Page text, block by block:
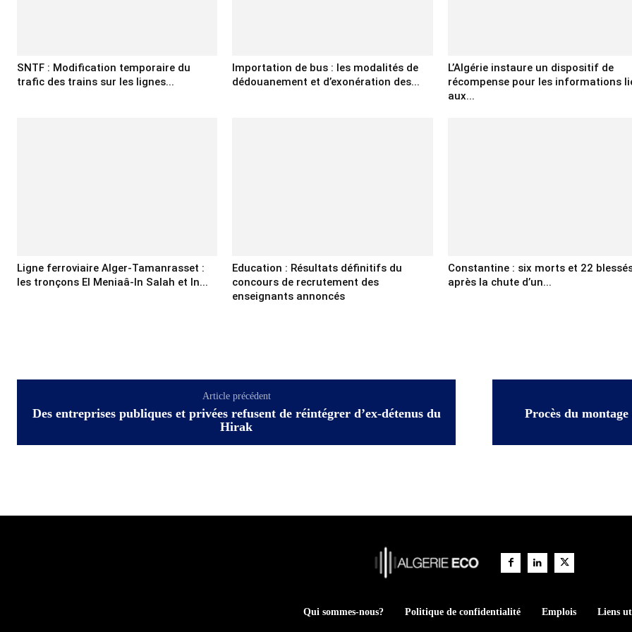
SNTF : Modification temporaire du
trafic des trains sur les lignes...
Importation de bus : les modalités de
dédouanement et d’exonération des...
L’Algérie instaure un dispositif de
récompense pour les informations
aux...
Ligne ferroviaire Alger-Tamanrasset :
les tronçons El Meniaâ-In Salah et In...
Education : Résultats définitifs du
concours de recrutement des
enseignants annoncés
Constantine : six morts et 22
après la chute d’un...
Article précédent
Des entreprises publiques et privées refusent de réintégrer d’ex-détenus du
Hirak
Procès du
Qui sommes-nous? Politique de confidentialité Emplois Liens